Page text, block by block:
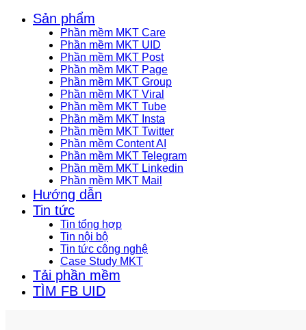
Sản phẩm
Phần mềm MKT Care
Phần mềm MKT UID
Phần mềm MKT Post
Phần mềm MKT Page
Phần mềm MKT Group
Phần mềm MKT Viral
Phần mềm MKT Tube
Phần mềm MKT Insta
Phần mềm MKT Twitter
Phần mềm Content AI
Phần mềm MKT Telegram
Phần mềm MKT Linkedin
Phần mềm MKT Mail
Hướng dẫn
Tin tức
Tin tổng hợp
Tin nội bộ
Tin tức công nghệ
Case Study MKT
Tải phần mềm
TÌM FB UID